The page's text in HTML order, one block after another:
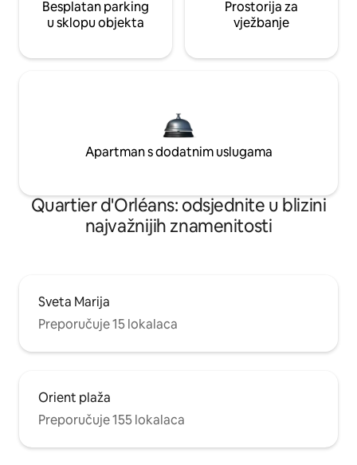
Besplatan parking
u sklopu objekta
Prostorija za
vježbanje
Apartman s dodatnim uslugama
Quartier d'Orléans: odsjednite u blizini
najvažnijih znamenitosti
Sveta Marija
Preporučuje 15 lokalaca
Orient plaža
Preporučuje 155 lokalaca